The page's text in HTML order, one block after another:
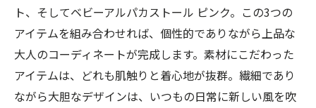
ト、そしてベビーアルパカストール ピンク。この3つの
アイテムを組み合わせれば、個性的でありながら上品な
大人のコーディネートが完成します。素材にこだわった
アイテムは、どれも肌触りと着心地が抜群。繊細であり
ながら大胆なデザインは、いつもの日常に新しい風を吹